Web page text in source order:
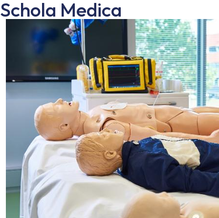
Schola Medica